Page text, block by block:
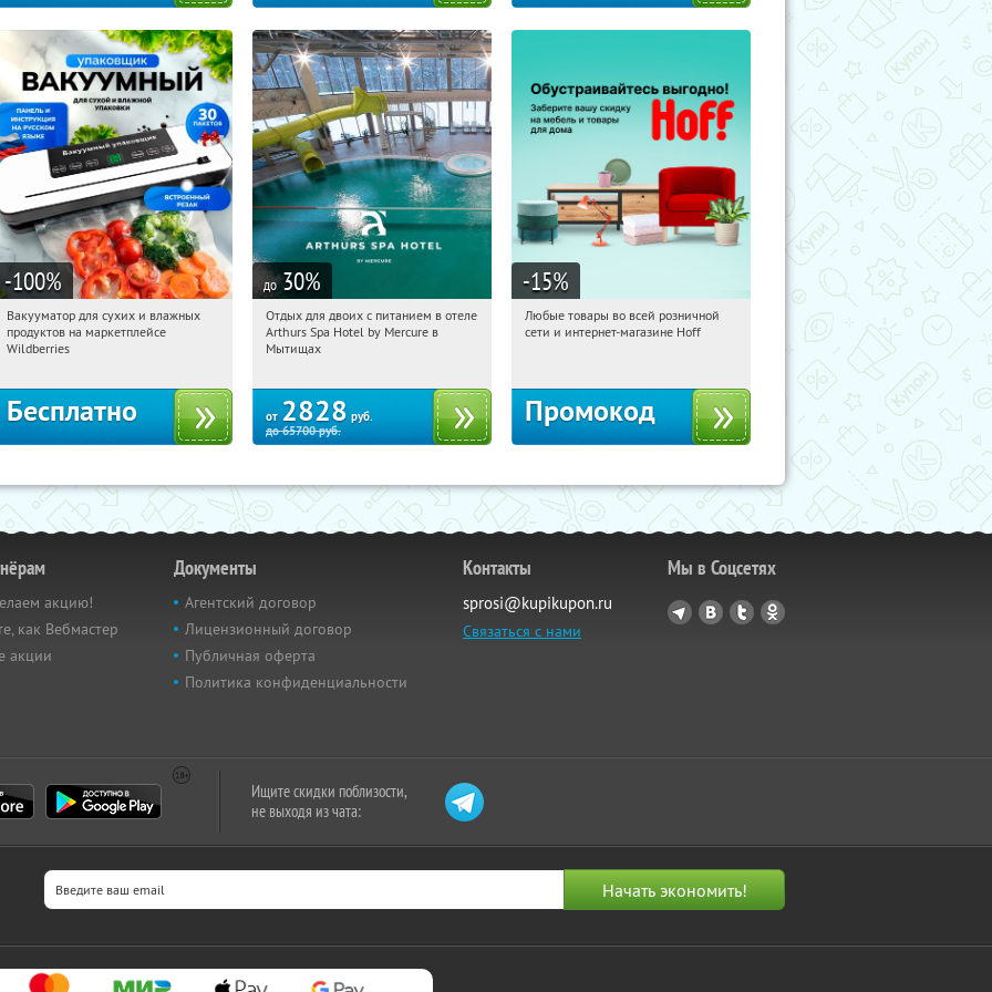
-100%
20:15:46 Получили:174
Россия
Вакууматор для сухих и влажных
продуктов на маркетплейсе
Wildberries
Бесплатно
до 30%
20:15:46
Купи первым!
Московская обл., г. Мытищи, д.
Отдых для двоих с питанием в отеле
Arthurs Spa Hotel by Mercure в
Мытищах
от 2828 руб.
до65700руб.
-15%
20:15:46 Получили:
Любые товары во всей розничной
сети и интернет-магазине Hoff
Промокод
акцию!
как Вебмастер
акции
Документы
Агентский договор
Лицензионный договор
Публичная оферта
Политика конфиденциальности
Контакты
sprosi@kupikupon.ru
Связаться с нами
Мы в Соцсетях
Ищите скидки поблизости,
не выходя из чата: